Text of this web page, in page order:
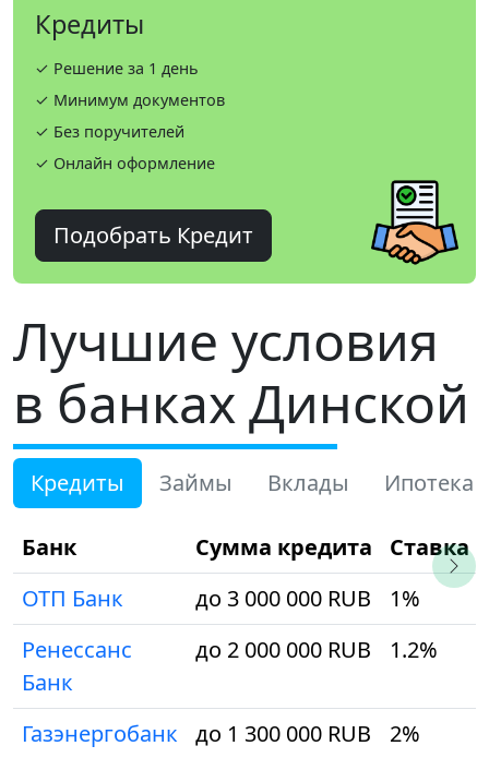
Кредиты
✓ Решение за 1 день
✓ Минимум документов
✓ Без поручителей
✓ Онлайн оформление
Подобрать Кредит
Лучшие условия
в банках Динской
Кредиты Займы Вклады Ипотека
Банк Сумма кредита
Ставка
ОТП Банк
до 3 000 000 RUB
1%
Ренессанс
Банк
до 2 000 000 RUB 1.2%
Газэнергобанк до 1 300 000 RUB 2%